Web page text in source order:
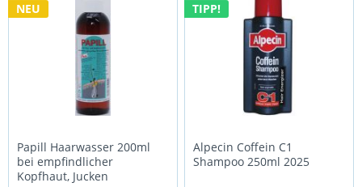
NEU
Papill Haarwasser 200ml
bei empfindlicher
Kopfhaut, Jucken
TIPP!
Alpecin Coffein C1
Shampoo 250ml 2025